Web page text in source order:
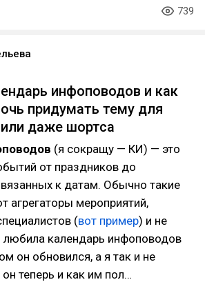
739
инфоповодов и как
придумать тему для
даже шортса
(я сокращу — КИ) — это
от праздников до
к датам. Обычно такие
агрегаторы мероприятий,
(вот пример) и не
любила календарь инфоповодов
он обновился, а я так и не
теперь и как им пол…